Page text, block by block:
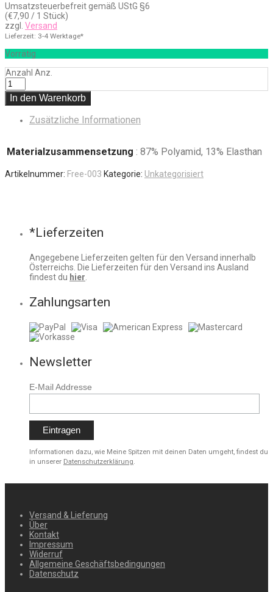
Umsatzsteuerbefreit gemäß UStG §6
(€7,90 / 1 Stück)
zzgl. Versand
Lieferzeit: 3-4 Werktage*
Vorrätig
Anzahl Anz.
In den Warenkorb
Zusätzliche Informationen
Materialzusammensetzung : 87% Polyamid, 13% Elasthan
Artikelnummer: Free-003 Kategorie: Unkategorisiert
*Lieferzeiten
Angegebene Lieferzeiten gelten für den Versand innerhalb
Österreichs. Die Lieferzeiten für den Versand ins Ausland
findest du hier
Zahlungsarten
Newsletter
E-Mail Addresse
Informationen dazu, wie Meine Spitzen mit deinen Daten umgeht, findest du
in unserer Datenschutzerklärung.
Versand & Lieferung
Über
Kontakt
Impressum
Widerruf
Allgemeine Geschäftsbedingungen
Datenschutz